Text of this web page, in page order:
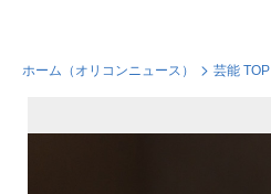
ホーム（オリコンニュース） 芸能 TOP